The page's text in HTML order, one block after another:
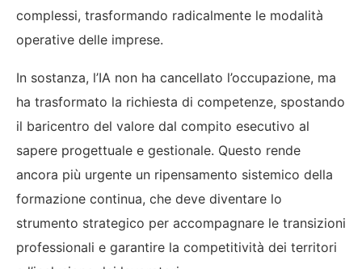
complessi, trasformando radicalmente le modalità
operative delle imprese.
In sostanza, l’IA non ha cancellato l’occupazione, ma
ha trasformato la richiesta di competenze, spostando
il baricentro del valore dal compito esecutivo al
sapere progettuale e gestionale. Questo rende
ancora più urgente un ripensamento sistemico della
formazione continua, che deve diventare lo
strumento strategico per accompagnare le transizioni
professionali e garantire la competitività dei territori